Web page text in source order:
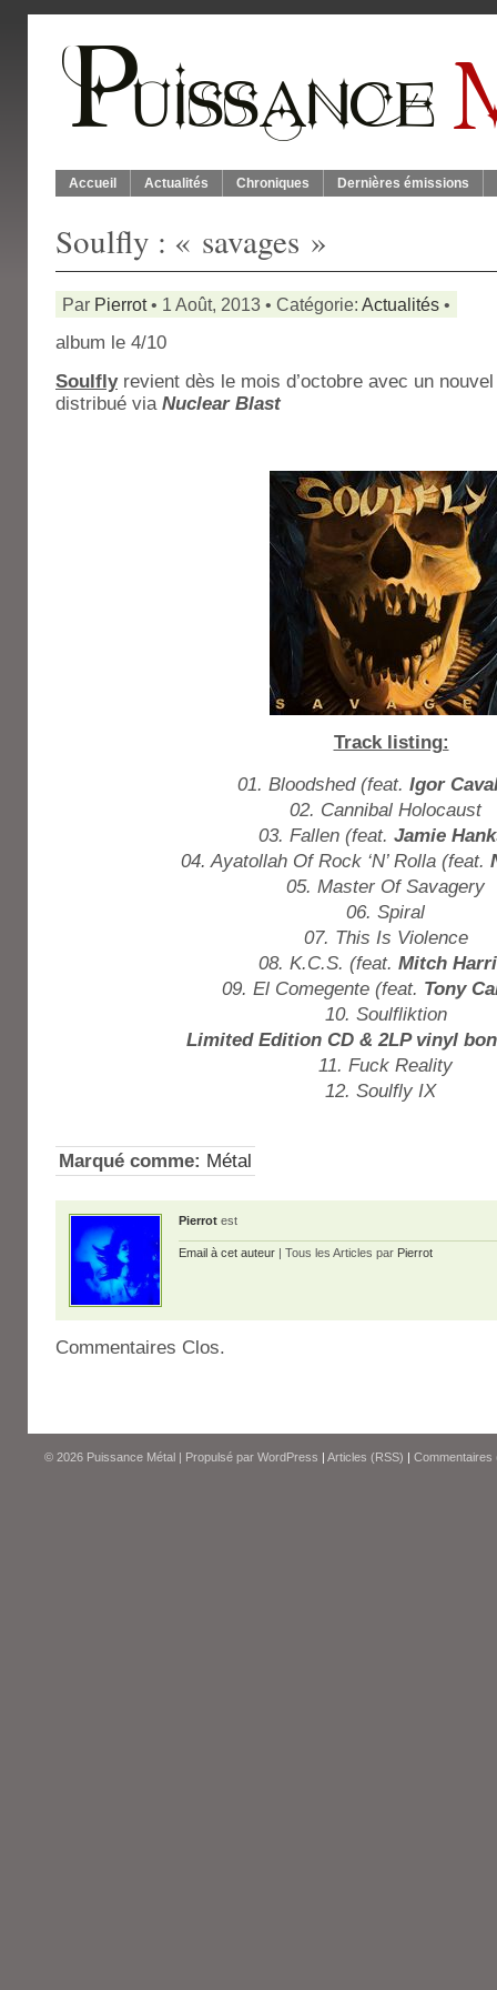
Accueil Actualités Chroniques Dernières émissions
Soulfly : « savages »
Par Pierrot• 1 Août, 2013 • Catégorie: Actualités •
album le 4/10
Soulflyrevient dès le mois d’octobre avec un
distribué via Nuclear Blast
Track listing:
01. Bloodshed (feat. Igor
02. Cannibal Holocaust
03. Fallen (feat. Jamie
04. Ayatollah Of Rock ‘N’ Rolla (feat.
05. Master Of Savagery
06. Spiral
07. This Is Violence
08. K.C.S. (feat. Mitch
09. El Comegente (feat. Tony
10. Soulfliktion
Limited Edition CD & 2LP vinyl
11. Fuck Reality
12. Soulfly IX
Marqué comme: Métal
Pierrot est
Email à cet auteur | Tous les Articles par Pierrot
Commentaires Clos.
© 2026 Puissance Métal | Propulsé par WordPress | Articles (RSS) | Commentaires